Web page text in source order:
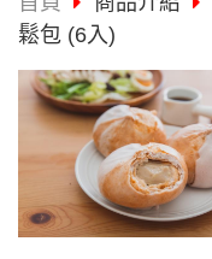
鬆包 (6入)